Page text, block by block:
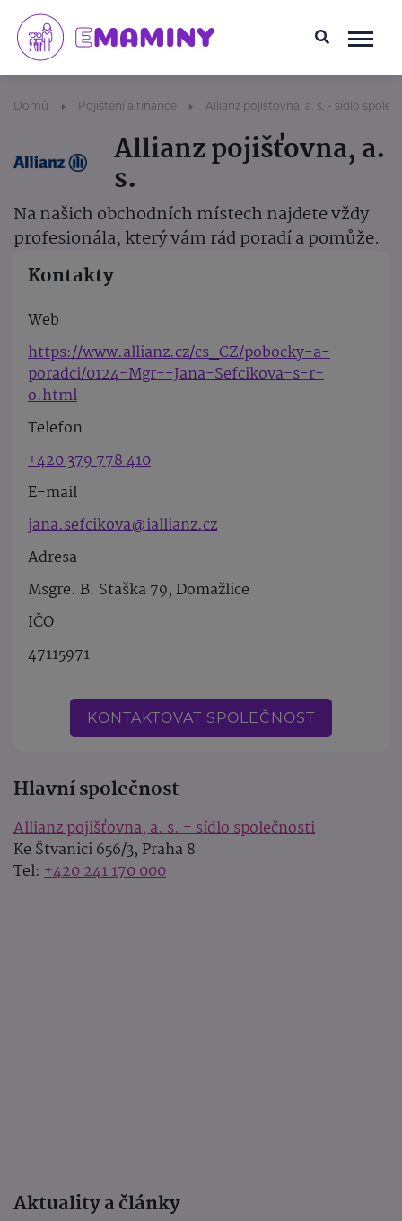
Domů Pojištění a finance Allianz pojišťovna, a. s. - sídlo
Allianz pojišťovna, a.
s.
Na našich obchodních místech najdete vždy
profesionála, který vám rád poradí a pomůže.
Kontakty
Web
https://www.allianz.cz/cs_CZ/pobocky-a-
poradci/0124-Mgr--Jana-Sefcikova-s-r-
o.html
Telefon
+420 379 778 410
E-mail
jana.sefcikova@iallianz.cz
Adresa
Msgre. B. Staška 79, Domažlice
IČO
47115971
KONTAKTOVAT SPOLEČNOST
Hlavní společnost
Allianz pojišťovna, a. s. - sídlo společnosti
Ke Štvanici 656/3, Praha 8
Tel: +420 241 170 000
Aktuality a články